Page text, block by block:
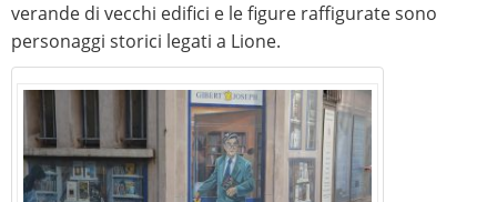
verande di vecchi edifici e le figure raffigurate sono
personaggi storici legati a Lione.